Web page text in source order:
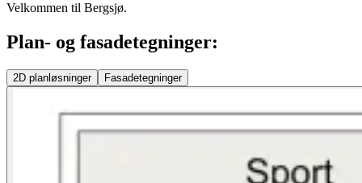
Velkommen til Bergsjø.
Plan- og fasadetegninger:
2D planløsninger Fasadetegninger